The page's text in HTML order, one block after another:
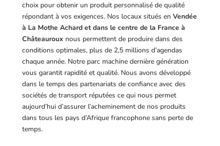
choix pour obtenir un produit personnalisé de qualité
répondant à vos exigences. Nos locaux situés en Vendée
à La Mothe Achard et dans le centre de la France à
Châteauroux nous permettent de produire dans des
conditions optimales, plus de 2,5 millions d’agendas
chaque année. Notre parc machine dernière génération
vous garantit rapidité et qualité. Nous avons développé
dans le temps des partenariats de confiance avec des
sociétés de transport réputées ce qui nous permet
aujourd’hui d’assurer l’acheminement de nos produits
dans tous les pays d’Afrique francophone sans perte de
temps.